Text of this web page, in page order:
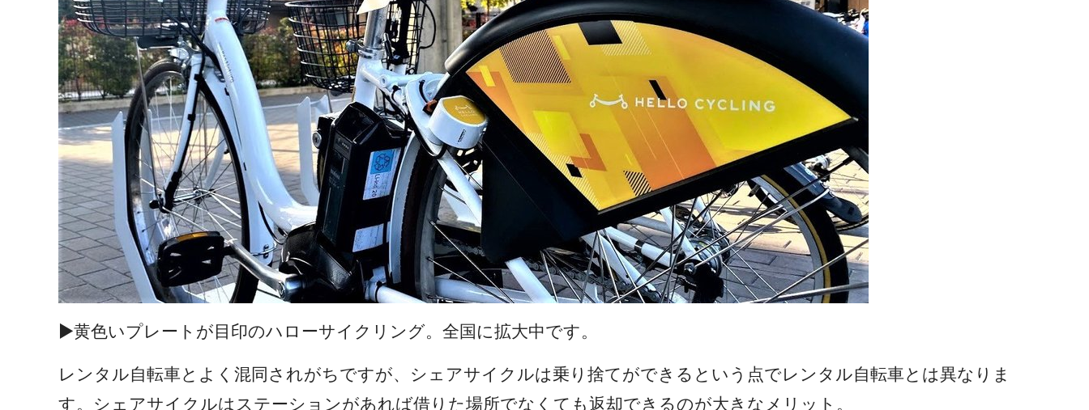
▶黄色いプレートが目印のハローサイクリング。全国に拡大中です。
レンタル自転車とよく混同されがちですが、シェアサイクルは乗り捨てができるという点でレンタル自転車とは異なりま
す。シェアサイクルはステーションがあれば借りた場所でなくても返却できるのが大きなメリット。